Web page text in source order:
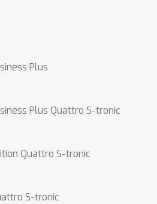
Plus
Plus Quattro S-tronic
Quattro S-tronic
S-tronic